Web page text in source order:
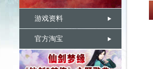
游戏资料
官方淘宝